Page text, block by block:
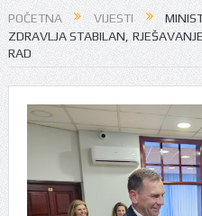
POČETNA VIJESTI
ZDRAVLJA STABILAN,
RAD